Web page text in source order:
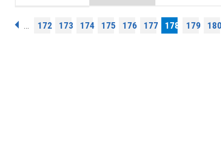
Pages
… 172 173 174 175 176 177 178 179